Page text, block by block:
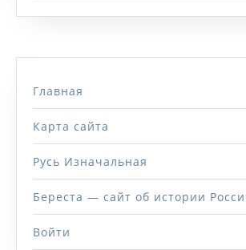
Главная
Карта сайта
Русь Изначальная
Береста — сайт об истории
Войти